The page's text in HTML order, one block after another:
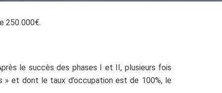
250 000€.
le succès des phases I et II, plusieurs fois
» et dont le taux d’occupation est de 100%, le